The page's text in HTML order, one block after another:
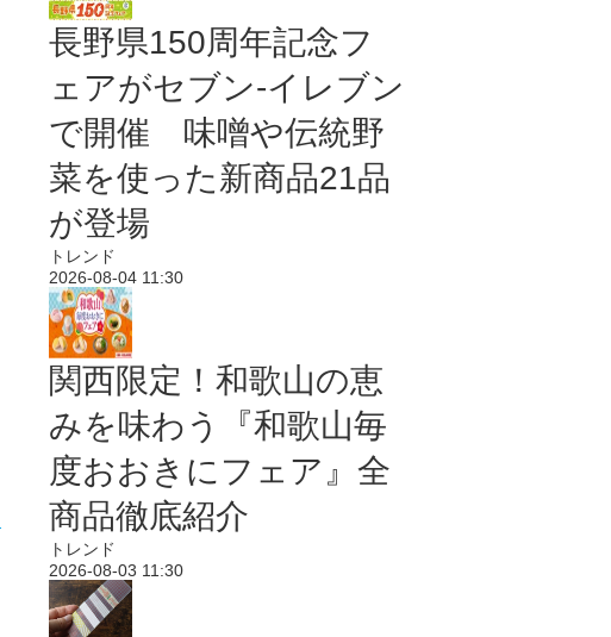
長野県150周年記念フ
ェアがセブン-イレブン
で開催 味噌や伝統野
菜を使った新商品21品
が登場
トレンド
2026-08-04 11:30
関西限定！和歌山の恵
みを味わう『和歌山毎
度おおきにフェア』全
商品徹底紹介
トレンド
2026-08-03 11:30